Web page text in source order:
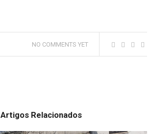
NO COMMENTS YET
Artigos Relacionados